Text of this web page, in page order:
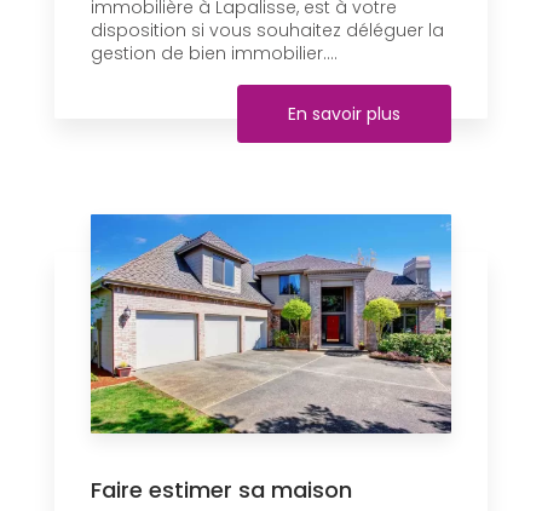
immobilière à Lapalisse, est à votre
disposition si vous souhaitez déléguer la
gestion de bien immobilier....
En savoir plus
Faire estimer sa maison